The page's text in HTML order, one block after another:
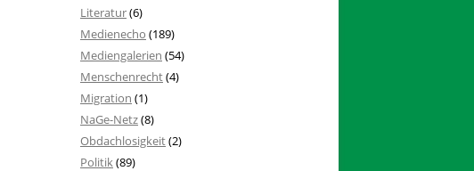
Literatur(6)
Medienecho (189)
Mediengalerien (54)
Menschenrecht(4)
Migration (1)
NaGe-Netz(8)
Obdachlosigkeit(2)
Politik(89)